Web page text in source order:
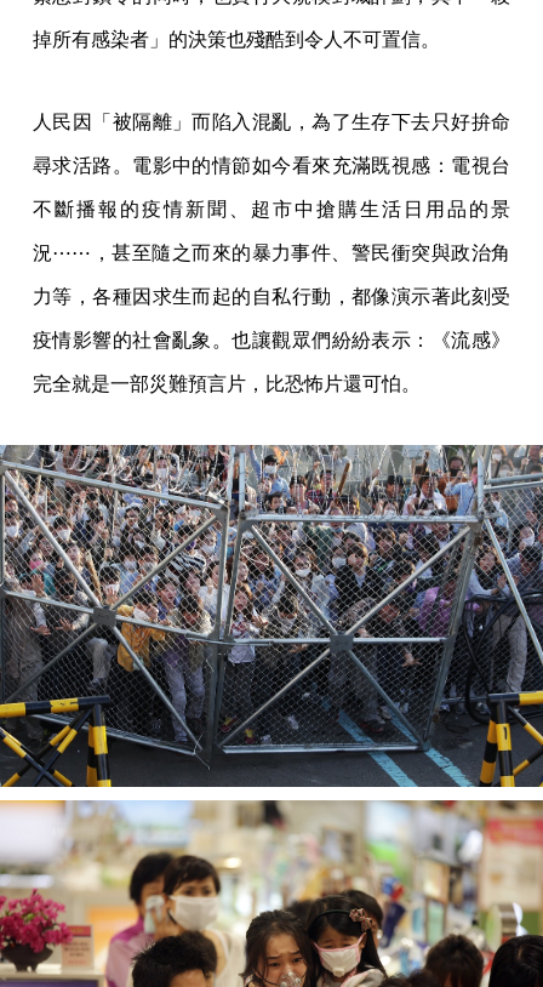
掉所有感染者」的決策也殘酷到令人不可置信。
人民因「被隔離」而陷入混亂，為了生存下去只好拚命
尋求活路。電影中的情節如今看來充滿既視感：電視台
不斷播報的疫情新聞、超市中搶購生活日用品的景
況⋯⋯，甚至隨之而來的暴力事件、警民衝突與政治角
力等，各種因求生而起的自私行動，都像演示著此刻受
疫情影響的社會亂象。也讓觀眾們紛紛表示：《流感》
完全就是一部災難預言片，比恐怖片還可怕。